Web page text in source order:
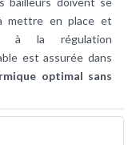
mettre en place et
à la régulation
est assurée dans
optimal sans